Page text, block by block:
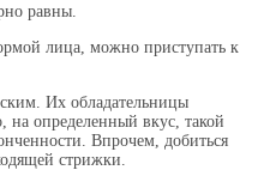
равны.
лица, можно приступать к
Их обладательницы
на определенный вкус, такой
Впрочем, добиться
стрижки.